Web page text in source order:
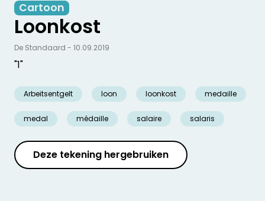
Cartoon
Loonkost
"1"
Arbeitsentgelt loon loonkost medaille
medal médaille salaire salaris
De Standaard - 10.09.2019
Deze tekening hergebruiken